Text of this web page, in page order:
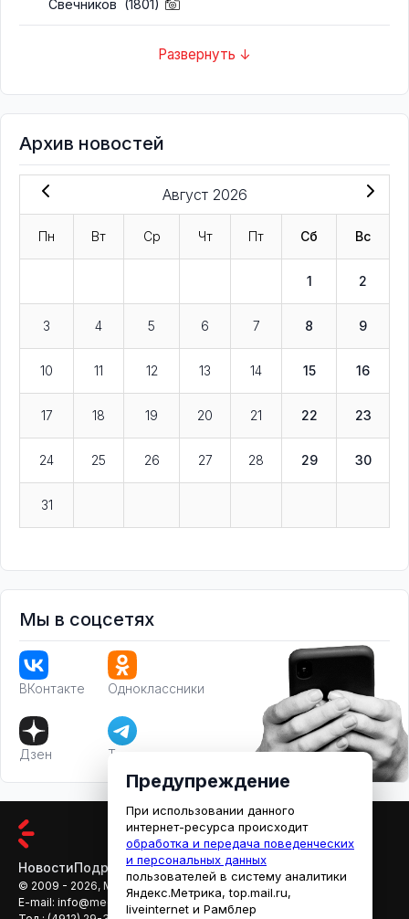
Свечников (1801)
Развернуть ↓
Архив новостей
Август 2026
Пн Вт Ср Чт Пт Сб Вс
1 2
3 4 5 6 7 8 9
10 11 12 13 14 15 16
17 18 19 20 21 22 23
24 25 26 27 28 29 30
31
Мы в соцсетях
ВКонтакте Одноклассники
Дзен Телеграм
НовостиПодробностиАфишаКино
© 2009 - 2026, МЕДИАРЯЗАНЬ
E-mail: info@mediaryazan.ru,reklama@mediaryazan.ru
Предупреждение
При использовании данного
интернет-ресурса происходит
обработка и передача поведенческих
и персональных данных
пользователей в систему аналитики
Яндекс.Метрика, top.mail.ru,
liveinternet и Рамблер